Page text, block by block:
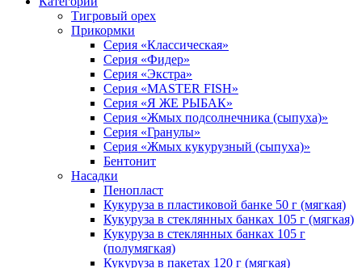
Тигровый орех
Прикормки
Серия «Классическая»
Серия «Фидер»
Серия «Экстра»
Серия «MASTER FISH»
Серия «Я ЖЕ РЫБАК»
Серия «Жмых подсолнечника (сыпуха)»
Cерия «Гранулы»
Серия «Жмых кукурузный (сыпуха)»
Бентонит
Насадки
Пенопласт
Кукуруза в пластиковой банке 50 г (мягкая)
Кукуруза в стеклянных банках 105 г (мягкая)
Кукуруза в стеклянных банках 105 г
(полумягкая)
Кукуруза в пакетах 120 г (мягкая)